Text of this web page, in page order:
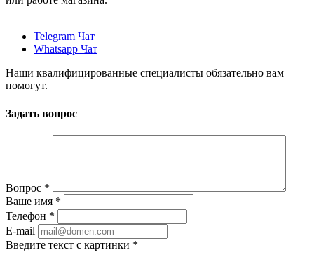
Telegram Чат
Whatsapp Чат
Наши квалифицированные специалисты обязательно вам
помогут.
Задать вопрос
Вопрос *
Ваше имя *
Телефон *
E-mail
Введите текст с картинки *